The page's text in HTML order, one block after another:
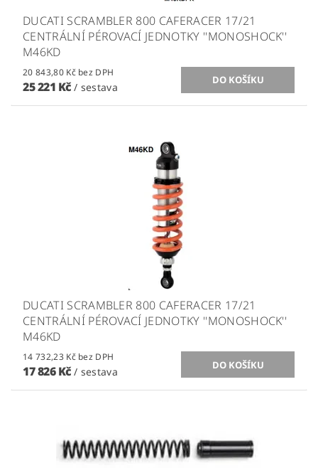
DUCATI SCRAMBLER 800 CAFERACER 17/21
CENTRÁLNÍ PÉROVACÍ JEDNOTKY ''MONOSHOCK''
M46KD
20 843,80 Kč bez DPH
25 221 Kč/ sestava
DUCATI SCRAMBLER 800 CAFERACER 17/21
CENTRÁLNÍ PÉROVACÍ JEDNOTKY ''MONOSHOCK''
M46KD
14 732,23 Kč bez DPH
17 826 Kč/ sestava